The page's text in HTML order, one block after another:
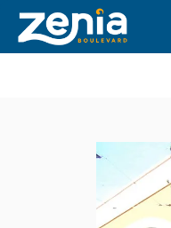
Ir al contenido principal